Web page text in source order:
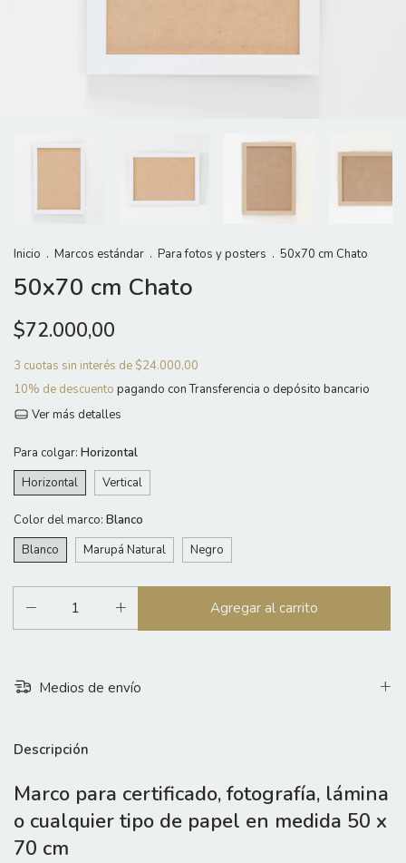
Inicio . Marcos estándar . Para fotos y posters . 50x70 cm Chato
50x70 cm Chato
$72.000,00
3 cuotas sin interés de $24.000,00
10% de descuento pagando con Transferencia o depósito bancario
Ver más detalles
Para colgar: Horizontal
Horizontal
Vertical
Color del marco: Blanco
Blanco
Marupá Natural Negro
Medios de envío
Descripción
Marco para certificado, fotografía, lámina
o cualquier tipo de papel en medida 50 x
70 cm